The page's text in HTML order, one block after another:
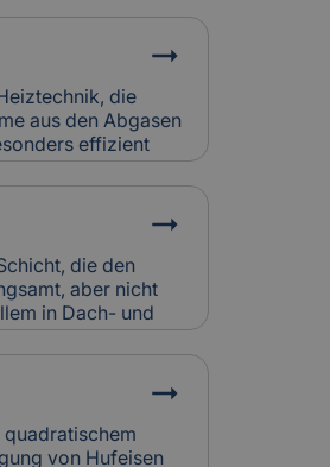
die
aus den Abgasen
effizient
In Alt- und
bestehenden
eine
Abgasfehler
die den
aber nicht
in Dach- und
in
trocken und
verlegte
und
von Hufeisen